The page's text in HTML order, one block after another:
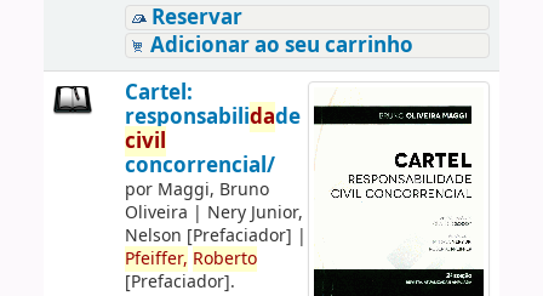
Reservar
Adicionar ao seu carrinho
Cartel:
responsabilidade
civil
concorrencial/
por Maggi, Bruno
Oliveira | Nery Junior,
Nelson [Prefaciador] |
Pfeiffer, Roberto
[Prefaciador].